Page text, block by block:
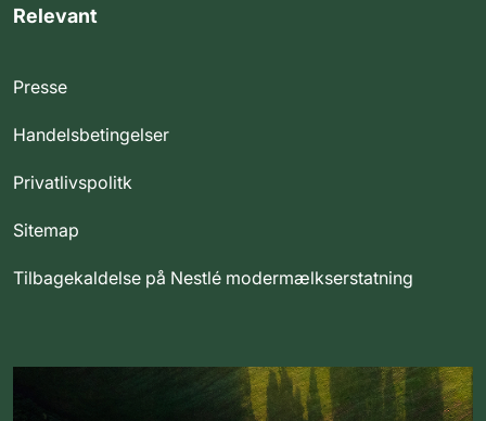
Relevant
Presse
Handelsbetingelser
Privatlivspolitk
Sitemap
Tilbagekaldelse på Nestlé modermælkserstatning